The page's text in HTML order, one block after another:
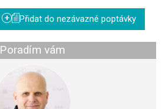
+ Přidat do nezávazné poptávky
Poradím vám